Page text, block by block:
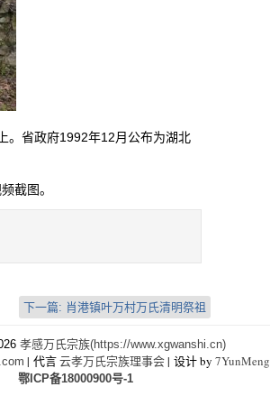
。省政府1992年12月公布为湖北
截图。
下一篇: 肖港镇叶万村万氏清明祭祖
孝感万氏宗族(https://www.xgwanshi.cn)
| 代言云孝万氏宗族理事会| 设计 by 7YunMeng
鄂ICP备18000900号-1